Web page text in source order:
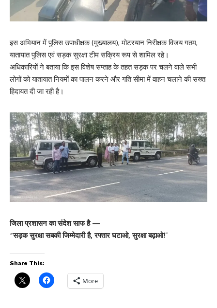
इस अभियान में पुलिस उपाधीक्षक (मुख्यालय), मोटरयान निरीक्षक विजय गतम,
यातायात पुलिस एवं सड़क सुरक्षा टीम सक्रिय रूप से शामिल रहे।
अधिकारियों ने बताया कि इस विशेष सप्ताह के तहत सड़क पर चलने वाले सभी
लोगों को यातायात नियमों का पालन करने और गति सीमा में वाहन चलाने की सख्त
हिदायत दी जा रही है।
जिला प्रशासन का संदेश साफ है —
“सड़क सुरक्षा सबकी जिम्मेदारी है, रफ्तार घटाओ, सुरक्षा बढ़ाओ!”
Share This:
More